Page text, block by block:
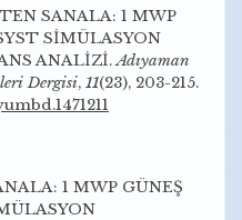
SANALA: 1 MWP
SİMÜLASYON
ANALİZİ.Adıyaman
Dergisi, 11(23), 203-215.
1 MWP GÜNEŞ